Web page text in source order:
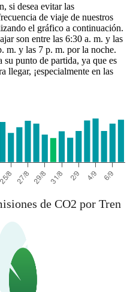
si desea evitar las
de viaje de nuestros
el gráfico a continuación.
son entre las 6:30 a. m. y las
m. y las 7 p. m. por la noche.
su punto de partida, ya que es
llegar, ¡especialmente en las
de CO2 por Tren